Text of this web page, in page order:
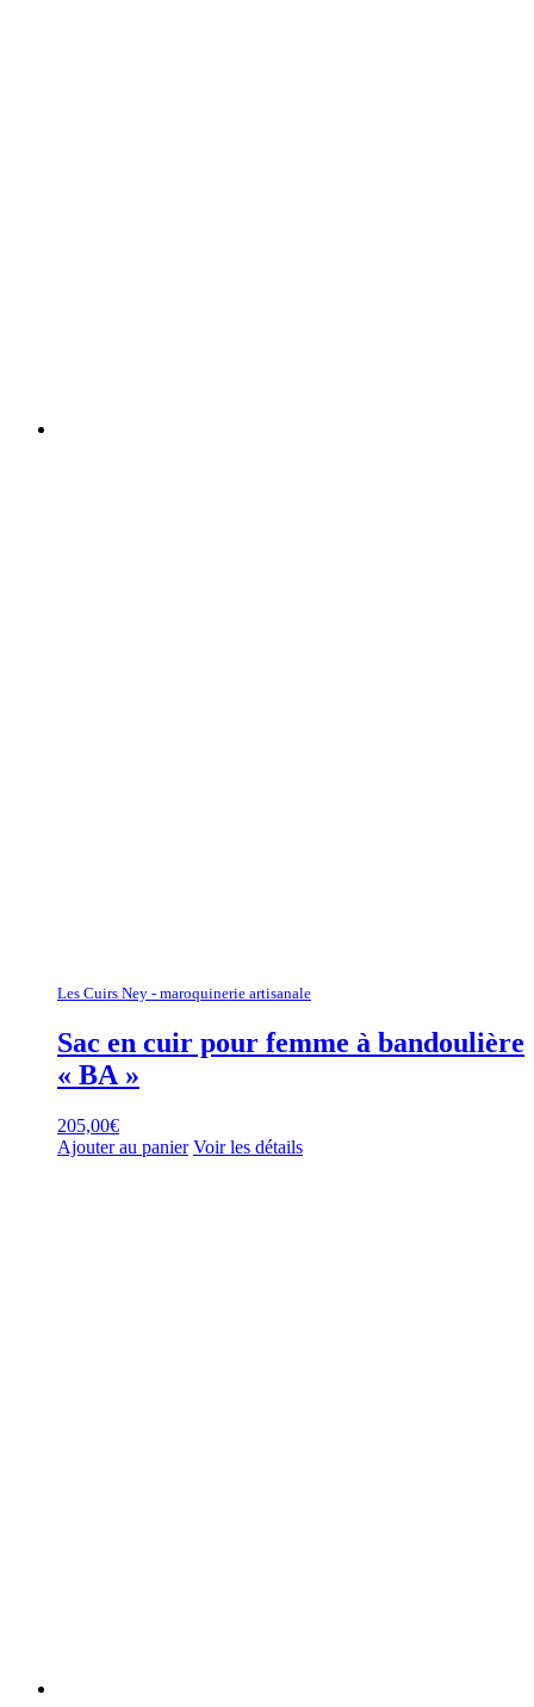
Les Cuirs Ney - maroquinerie artisanale
Sac en cuir pour femme à bandoulière
« BA »
205,00€
Ajouter au panier Voir les détails